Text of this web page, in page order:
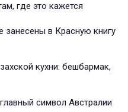
где это кажется
занесены в Красную книгу
кухни: бешбармак,
символ Австралии